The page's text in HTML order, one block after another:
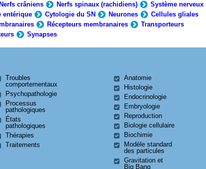
Nerfs crâniens Nerfs spinaux (rachidiens)
Système nerveux
entérique Cytologie du SN Neurones
Cellules gliales
Récepteurs membranaires
Transporteurs
Synapses
Troubles
comportementaux
Psychopathologie
Processus
pathologiques
États
pathologiques
Thérapies
Traitements
Anatomie
Histologie
Endocrinologie
Embryologie
Reproduction
Biologie cellulaire
Biochimie
Modèle standard
des particules
Gravitation et
Big Bang